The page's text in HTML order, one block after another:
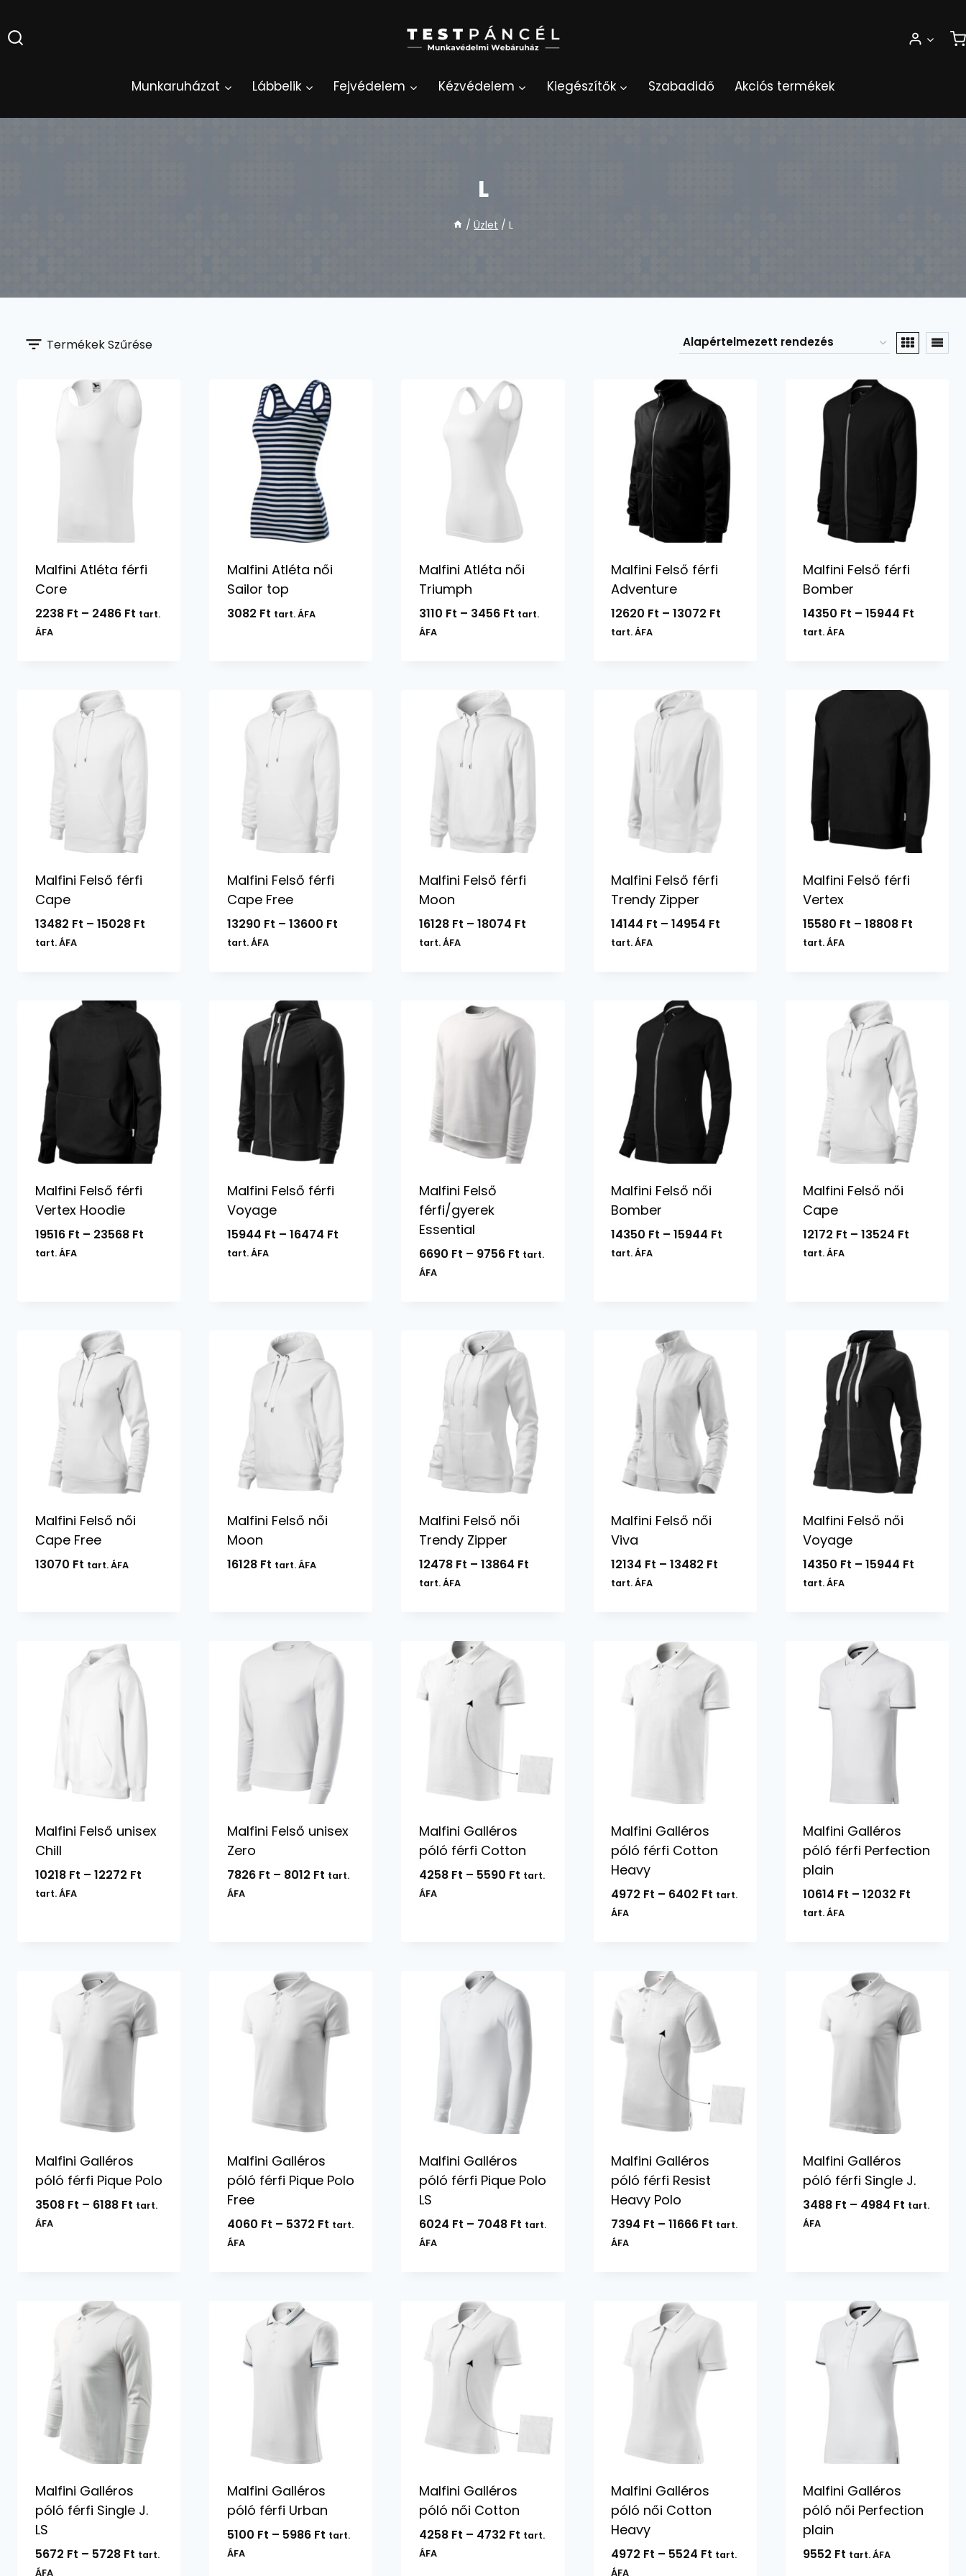
to
content
Munkaruházat Lábbelik Fejvédelem Kézvédelem Kiegészítők Szabadidő Akciós termékek
L
/ Üzlet / L
Termékek Szűrése
Malfini Atléta férfi
Core
2238 Ft – 2486 FtÁrtartomány:
tart.
ÁFA
Malfini Atléta női
Sailor top
3082 Ft tart. ÁFA
Malfini Atléta női
Triumph
3110 Ft – 3456 FtÁrtartomány:
tart.
ÁFA
Malfini Felső férfi
Adventure
12620 Ft – 13072 Ft
tart. ÁFA
Malfini Felső férfi
Bomber
14350 Ft – 15944 Ft
tart. ÁFA
Malfini Felső férfi
Cape
13482 Ft – 15028 FtÁrtartomány:
tart. ÁFA
Malfini Felső férfi
Cape Free
13290 Ft – 13600 FtÁrtartomány:
tart. ÁFA
Malfini Felső férfi
Moon
16128 Ft – 18074 FtÁrtartomány:
tart. ÁFA
Malfini Felső férfi
Trendy Zipper
14144 Ft – 14954 Ft
tart. ÁFA
Malfini Felső férfi
Vertex
15580 Ft – 18808 Ft
tart. ÁFA
Malfini Felső férfi
Vertex Hoodie
19516 Ft – 23568 FtÁrtartomány:
tart. ÁFA
Malfini Felső férfi
Voyage
15944 Ft – 16474 FtÁrtartomány:
tart. ÁFA
Malfini Felső
férfi/gyerek
Essential
6690 Ft – 9756 FtÁrtartomány:
tart.
ÁFA
Malfini Felső női
Bomber
14350 Ft – 15944 Ft
tart. ÁFA
Malfini Felső női
Cape
12172 Ft – 13524 Ft
tart. ÁFA
Malfini Felső női
Cape Free
13070 Ft tart. ÁFA
Malfini Felső női
Moon
16128 Ft tart. ÁFA
Malfini Felső női
Trendy Zipper
12478 Ft – 13864 FtÁrtartomány:
tart. ÁFA
Malfini Felső női
Viva
12134 Ft – 13482 Ft
tart. ÁFA
Malfini Felső női
Voyage
14350 Ft – 15944 Ft
tart. ÁFA
Malfini Felső unisex
Chill
10218 Ft – 12272 FtÁrtartomány:
tart. ÁFA
Malfini Felső unisex
Zero
7826 Ft – 8012 FtÁrtartomány:
tart.
ÁFA
Malfini Galléros
póló férfi Cotton
4258 Ft – 5590 FtÁrtartomány:
tart.
ÁFA
Malfini Galléros
póló férfi Cotton
Heavy
4972 Ft – 6402 Ft Ártartomány:
tart.
ÁFA
Malfini Galléros
póló férfi Perfection
plain
10614 Ft – 12032 Ft
tart. ÁFA
Malfini Galléros
póló férfi Pique Polo
3508 Ft – 6188 FtÁrtartomány:
tart.
ÁFA
Malfini Galléros
póló férfi Pique Polo
Free
4060 Ft – 5372 FtÁrtartomány:
tart.
ÁFA
Malfini Galléros
póló férfi Pique Polo
LS
6024 Ft – 7048 FtÁrtartomány:
tart.
ÁFA
Malfini Galléros
póló férfi Resist
Heavy Polo
7394 Ft – 11666 Ft Ártartomány:
tart.
ÁFA
Malfini Galléros
póló férfi Single J.
3488 Ft – 4984 Ft tart.
ÁFA
Malfini Galléros
póló férfi Single J.
LS
5672 Ft – 5728 FtÁrtartomány:
tart.
ÁFA
Malfini Galléros
póló férfi Urban
5100 Ft – 5986 FtÁrtartomány:
tart.
ÁFA
Malfini Galléros
póló női Cotton
4258 Ft – 4732 FtÁrtartomány:
tart.
ÁFA
Malfini Galléros
póló női Cotton
Heavy
4972 Ft – 5524 Ft Ártartomány:
tart.
ÁFA
Malfini Galléros
póló női Perfection
plain
9552 Ft tart. ÁFA